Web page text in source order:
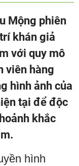
Mộng phiên
khán giả
với quy mô
viên hàng
hình ảnh của
tại để độc
khắc
hình